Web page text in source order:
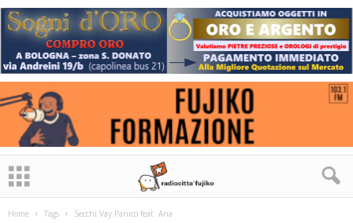
Home Tags Secchi Vay Panico feat. Ana